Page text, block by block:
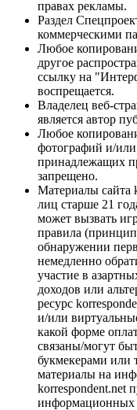
правах рекламы.
Раздел
коммерческими
Любое
другое
ссылку на
воспрещается.
Владелец веб-
является автор
Любое
фотографий и/или
принадлежащих
запрещено.
Материалы сайта
лиц старше 21
может вызвать
правила
обнаружении
немедленно
участие в
доходов или
ресурс
и/или
какой форме
связаны/могут
букмекерами или
материалы на
korrespondent.net
информационных